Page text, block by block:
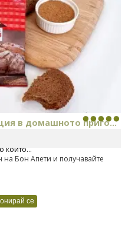
в домашното приго...
на изцяло нов
който...
Бон Апети и получавайте